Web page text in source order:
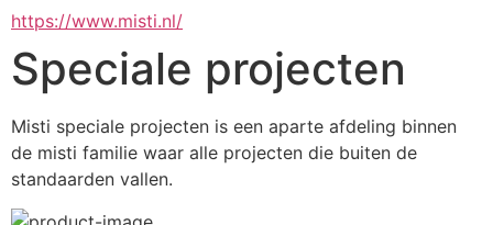
https://www.misti.nl/
Speciale projecten
Misti speciale projecten is een aparte afdeling binnen
de misti familie waar alle projecten die buiten de
standaarden vallen.